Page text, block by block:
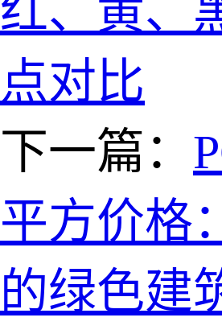
红、黄、
点对比
下一篇：
平方价格
的绿色建